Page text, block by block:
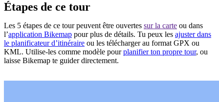
Étapes de ce tour
Les 5 étapes de ce tour peuvent être ouvertes sur la carte ou dans
l’application Bikemap pour plus de détails. Tu peux les ajuster dans
le planificateur d’itinéraire ou les télécharger au format GPX ou
KML. Utilise-les comme modèle pourplanifier ton propre tour, ou
laisse Bikemap te guider directement.